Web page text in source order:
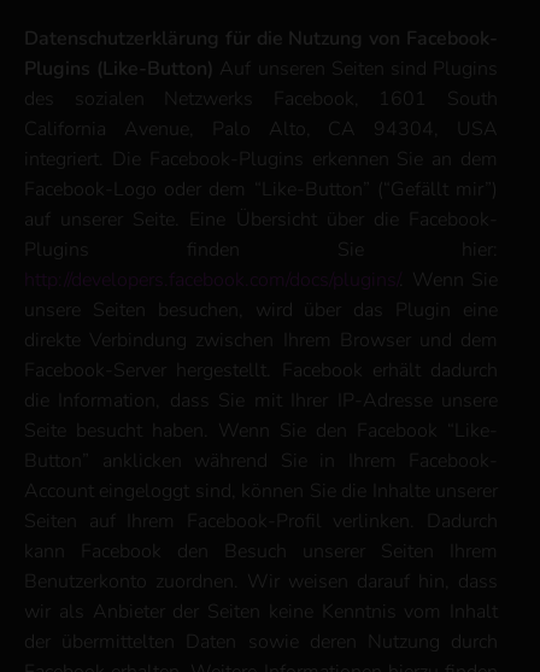
Datenschutzerklärung für die Nutzung von Facebook-
Plugins (Like-Button) Auf unseren Seiten sind Plugins
des sozialen Netzwerks Facebook, 1601 South
California Avenue, Palo Alto, CA 94304, USA
integriert. Die Facebook-Plugins erkennen Sie an dem
Facebook-Logo oder dem “Like-Button” (“Gefällt mir”)
auf unserer Seite. Eine Übersicht über die Facebook-
Plugins finden Sie hier:
http://developers.facebook.com/docs/plugins/
. Wenn Sie
unsere Seiten besuchen, wird über das Plugin eine
direkte Verbindung zwischen Ihrem Browser und dem
Facebook-Server hergestellt. Facebook erhält dadurch
die Information, dass Sie mit Ihrer IP-Adresse unsere
Seite besucht haben. Wenn Sie den Facebook “Like-
Button” anklicken während Sie in Ihrem Facebook-
Account eingeloggt sind, können Sie die Inhalte unserer
Seiten auf Ihrem Facebook-Profil verlinken. Dadurch
kann Facebook den Besuch unserer Seiten Ihrem
Benutzerkonto zuordnen. Wir weisen darauf hin, dass
wir als Anbieter der Seiten keine Kenntnis vom Inhalt
der übermittelten Daten sowie deren Nutzung durch